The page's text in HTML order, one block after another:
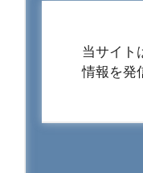
当サイト
情報を発